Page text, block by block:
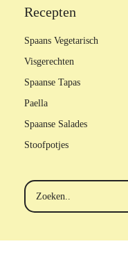
Recepten
Spaans Vegetarisch
Visgerechten
Spaanse Tapas
Paella
Spaanse Salades
Stoofpotjes